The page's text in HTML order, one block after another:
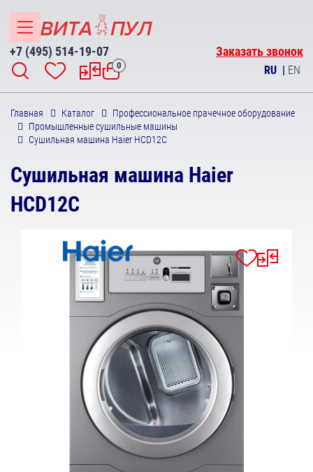
+7 (495) 514-19-07 Заказать звонок
0 RU | EN
Главная Каталог
Профессиональное прачечное оборудование
Промышленные сушильные машины
Сушильная машина Haier HCD12C
Сушильная машина Haier
HCD12C